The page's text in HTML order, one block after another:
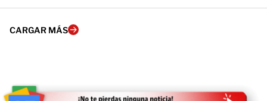
CARGAR MÁS